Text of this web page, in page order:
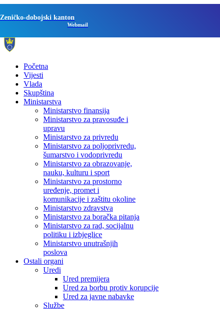
Zeničko-dobojski kanton
Webmail
Početna
Vijesti
Vlada
Skupština
Ministarstva
Ministarstvo finansija
Ministarstvo za pravosuđe i
upravu
Ministarstvo za privredu
Ministarstvo za poljoprivredu,
šumarstvo i vodoprivredu
Ministarstvo za obrazovanje,
nauku, kulturu i sport
Ministarstvo za prostorno
uređenje, promet i
komunikacije i zaštitu okoline
Ministarstvo zdravstva
Ministarstvo za boračka pitanja
Ministarstvo za rad, socijalnu
politiku i izbjeglice
Ministarstvo unutrašnjih
poslova
Ostali organi
Uredi
Ured premijera
Ured za borbu protiv korupcije
Ured za javne nabavke
Službe